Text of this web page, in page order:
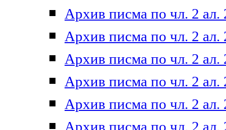
Архив писма по чл. 2 ал.
Архив писма по чл. 2 ал.
Архив писма по чл. 2 ал.
Архив писма по чл. 2 ал.
Архив писма по чл. 2 ал.
Архив писма по чл. 2 ал.